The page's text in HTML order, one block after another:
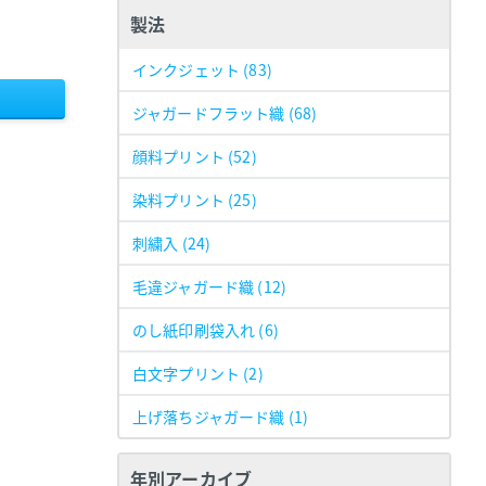
製法
インクジェット (83)
ジャガードフラット織 (68)
顔料プリント (52)
染料プリント (25)
刺繍入 (24)
毛違ジャガード織 (12)
のし紙印刷袋入れ (6)
白文字プリント (2)
上げ落ちジャガード織 (1)
年別アーカイブ